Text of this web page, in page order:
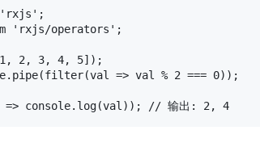
'rxjs'
'rxjs/operators' ;
1, 2, 3, 4, 5
pipe(filter(val => val % 2 === 0));
=> console. log(val)); // 输出: 2, 4